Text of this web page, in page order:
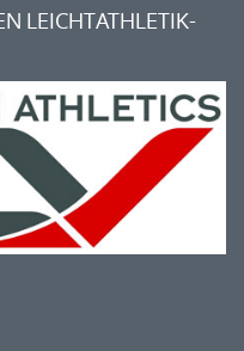
LEICHTATHLETIK-